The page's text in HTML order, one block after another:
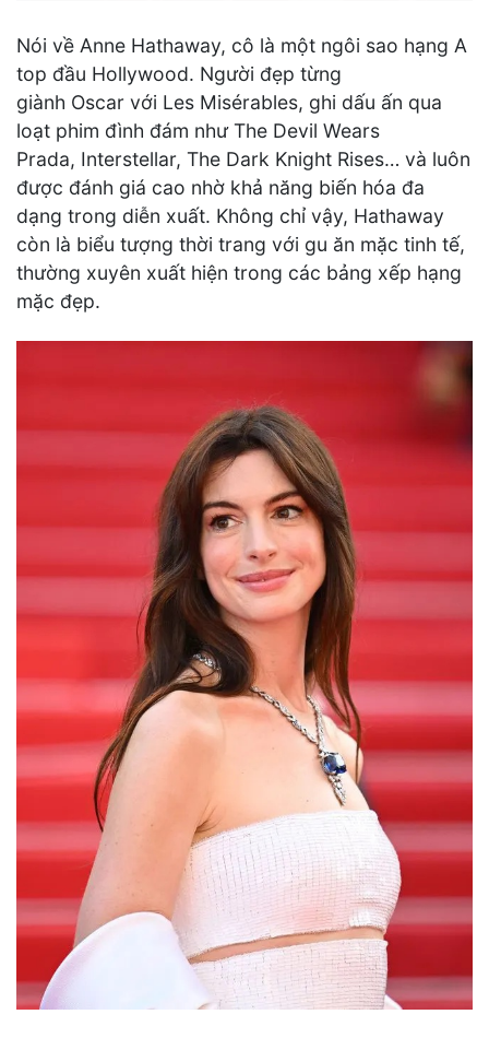
Nói về Anne Hathaway, cô là một ngôi sao hạng A
top đầu Hollywood. Người đẹp từng
giành Oscar với Les Misérables, ghi dấu ấn qua
loạt phim đình đám như The Devil Wears
Prada, Interstellar, The Dark Knight Rises… và luôn
được đánh giá cao nhờ khả năng biến hóa đa
dạng trong diễn xuất. Không chỉ vậy, Hathaway
còn là biểu tượng thời trang với gu ăn mặc tinh tế,
thường xuyên xuất hiện trong các bảng xếp hạng
mặc đẹp.